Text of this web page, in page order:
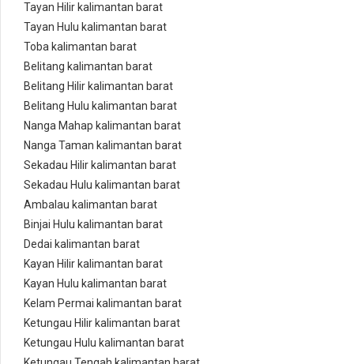
Tayan Hilir kalimantan barat
Tayan Hulu kalimantan barat
Toba kalimantan barat
Belitang kalimantan barat
Belitang Hilir kalimantan barat
Belitang Hulu kalimantan barat
Nanga Mahap kalimantan barat
Nanga Taman kalimantan barat
Sekadau Hilir kalimantan barat
Sekadau Hulu kalimantan barat
Ambalau kalimantan barat
Binjai Hulu kalimantan barat
Dedai kalimantan barat
Kayan Hilir kalimantan barat
Kayan Hulu kalimantan barat
Kelam Permai kalimantan barat
Ketungau Hilir kalimantan barat
Ketungau Hulu kalimantan barat